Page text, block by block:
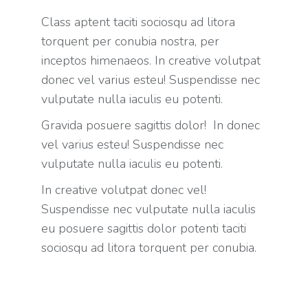
Class aptent taciti sociosqu ad litora
torquent per conubia nostra, per
inceptos himenaeos. In creative volutpat
donec vel varius esteu! Suspendisse nec
vulputate nulla iaculis eu potenti.
Gravida posuere sagittis dolor! In donec
vel varius esteu! Suspendisse nec
vulputate nulla iaculis eu potenti.
In creative volutpat donec vel!
Suspendisse nec vulputate nulla iaculis
eu posuere sagittis dolor potenti taciti
sociosqu ad litora torquent per conubia.